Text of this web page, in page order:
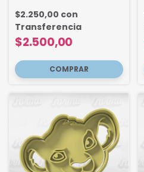
$2.500,00
$2.250,00 con
Transferencia